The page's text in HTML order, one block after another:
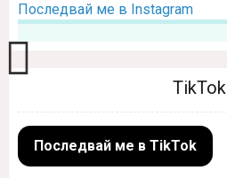
Последвай ме в Instagram
TikTok
Последвай ме в TikTok